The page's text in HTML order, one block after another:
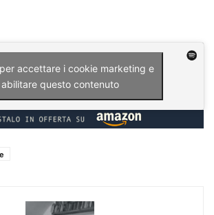
accettare i cookie marketing e
abilitare questo contenuto